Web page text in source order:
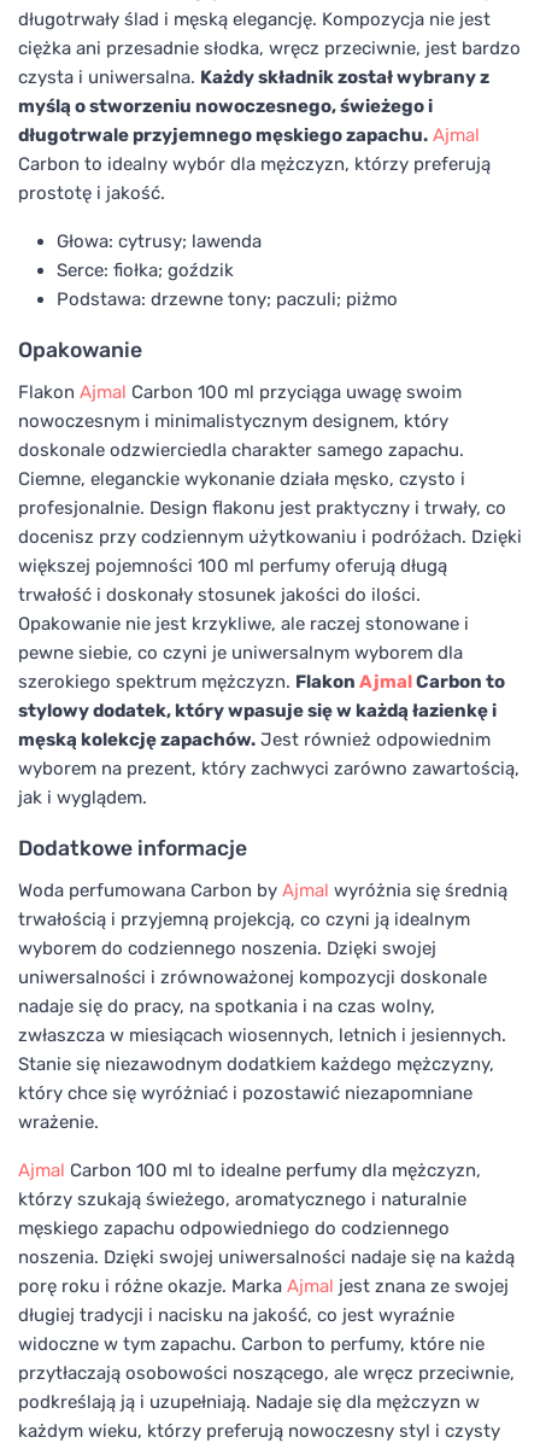
długotrwały ślad i męską elegancję. Kompozycja nie jest
ciężka ani przesadnie słodka, wręcz przeciwnie, jest bardzo
czysta i uniwersalna. Każdy składnik został wybrany z
myślą o stworzeniu nowoczesnego, świeżego i
długotrwale przyjemnego męskiego zapachu. Ajmal
Carbon to idealny wybór dla mężczyzn, którzy preferują
prostotę i jakość.
Głowa: cytrusy; lawenda
Serce: fiołka; goździk
Podstawa: drzewne tony; paczuli; piżmo
Opakowanie
Flakon Ajmal Carbon 100 ml przyciąga uwagę swoim
nowoczesnym i minimalistycznym designem, który
doskonale odzwierciedla charakter samego zapachu.
Ciemne, eleganckie wykonanie działa męsko, czysto i
profesjonalnie. Design flakonu jest praktyczny i trwały, co
docenisz przy codziennym użytkowaniu i podróżach. Dzięki
większej pojemności 100 ml perfumy oferują długą
trwałość i doskonały stosunek jakości do ilości.
Opakowanie nie jest krzykliwe, ale raczej stonowane i
pewne siebie, co czyni je uniwersalnym wyborem dla
szerokiego spektrum mężczyzn. Flakon AjmalCarbon to
stylowy dodatek, który wpasuje się w każdą łazienkę i
męską kolekcję zapachów. Jest również odpowiednim
wyborem na prezent, który zachwyci zarówno zawartością,
jak i wyglądem.
Dodatkowe informacje
Woda perfumowana Carbon by Ajmal wyróżnia się średnią
trwałością i przyjemną projekcją, co czyni ją idealnym
wyborem do codziennego noszenia. Dzięki swojej
uniwersalności i zrównoważonej kompozycji doskonale
nadaje się do pracy, na spotkania i na czas wolny,
zwłaszcza w miesiącach wiosennych, letnich i jesiennych.
Stanie się niezawodnym dodatkiem każdego mężczyzny,
który chce się wyróżniać i pozostawić niezapomniane
wrażenie.
Ajmal Carbon 100 ml to idealne perfumy dla mężczyzn,
którzy szukają świeżego, aromatycznego i naturalnie
męskiego zapachu odpowiedniego do codziennego
noszenia. Dzięki swojej uniwersalności nadaje się na każdą
porę roku i różne okazje. Marka Ajmal jest znana ze swojej
długiej tradycji i nacisku na jakość, co jest wyraźnie
widoczne w tym zapachu. Carbon to perfumy, które nie
przytłaczają osobowości noszącego, ale wręcz przeciwnie,
podkreślają ją i uzupełniają. Nadaje się dla mężczyzn w
każdym wieku, którzy preferują nowoczesny styl i czysty